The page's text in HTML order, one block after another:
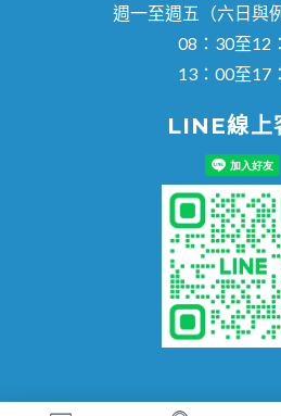
週一至週五（六日與
08：30至12
13：00至17
LINE線上